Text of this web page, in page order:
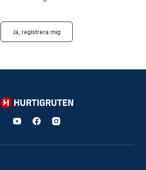
Ja, registrera mig
Hurtigruten